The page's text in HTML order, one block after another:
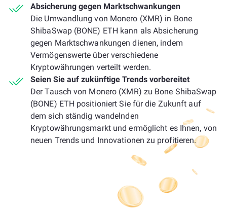
Absicherung gegen Marktschwankungen
Die Umwandlung von Monero (XMR) in Bone
ShibaSwap (BONE) ETH kann als Absicherung
gegen Marktschwankungen dienen, indem
Vermögenswerte über verschiedene
Kryptowährungen verteilt werden.
Seien Sie auf zukünftige Trends vorbereitet
Der Tausch von Monero (XMR) zu Bone ShibaSwap
(BONE) ETH positioniert Sie für die Zukunft auf
dem sich ständig wandelnden
Kryptowährungsmarkt und ermöglicht es Ihnen, von
neuen Trends und Innovationen zu profitieren.